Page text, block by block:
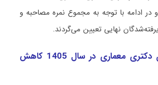
ادامه با توجه به مجموع نمره مصاحبه و
نهایی تعیین می‌گردند.
ظرفیت آزمون دکتری ﻣﻌﻤﺎری در سال 1405 کاهش